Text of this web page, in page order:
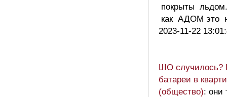
покрыты
как АДОМ это
2023-11-22
ШО случилось?
батареи в
(общество): они